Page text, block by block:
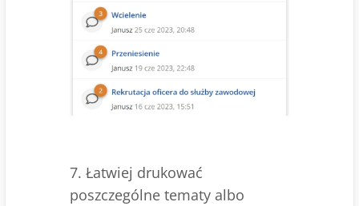
7. Łatwiej drukować
poszczególne tematy albo